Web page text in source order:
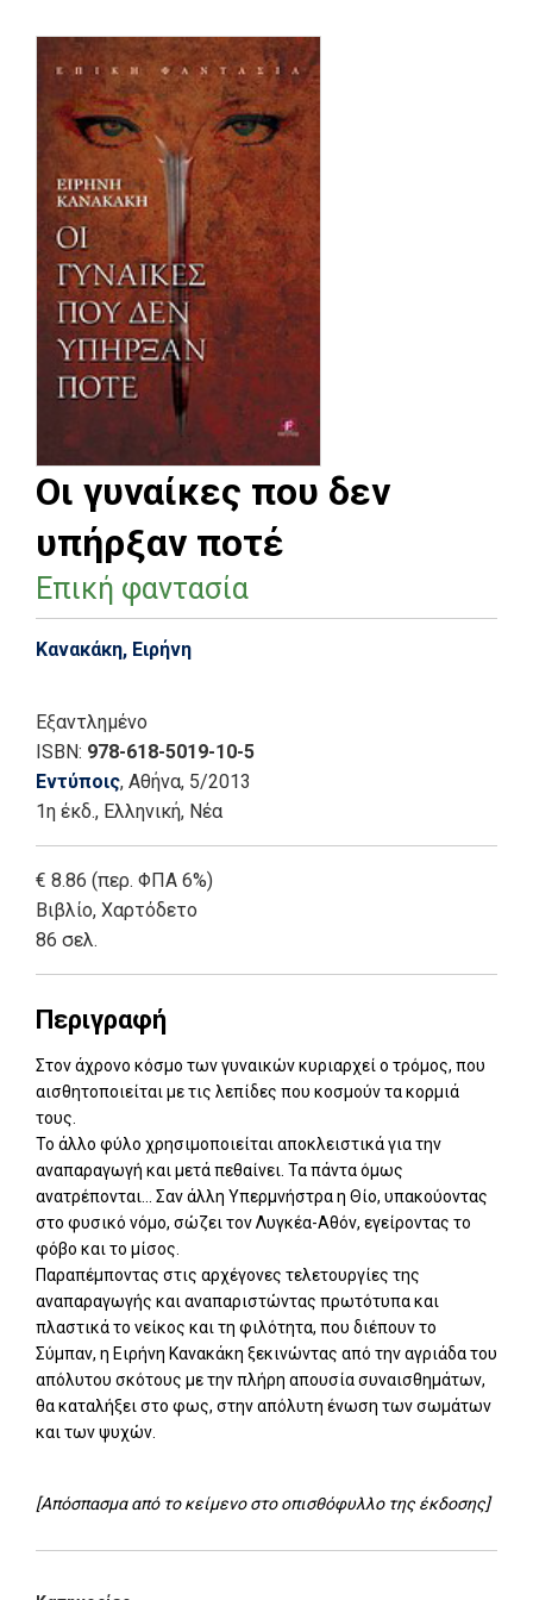
Οι γυναίκες που δεν
υπήρξαν ποτέ
Επική φαντασία
Κανακάκη, Ειρήνη
Εξαντλημένο
ISBN: 978-618-5019-10-5
Εντύποις, Αθήνα, 5/2013
1η έκδ., Ελληνική, Νέα
€ 8.86 (περ. ΦΠΑ 6%)
Βιβλίο, Χαρτόδετο
86 σελ.
Περιγραφή
Στον άχρονο κόσμο των γυναικών κυριαρχεί ο τρόμος, που
αισθητοποιείται με τις λεπίδες που κοσμούν τα κορμιά
τους.
Το άλλο φύλο χρησιμοποιείται αποκλειστικά για την
αναπαραγωγή και μετά πεθαίνει. Τα πάντα όμως
ανατρέπονται... Σαν άλλη Υπερμνήστρα η Θίο, υπακούοντας
στο φυσικό νόμο, σώζει τον Λυγκέα-Αθόν, εγείροντας το
φόβο και το μίσος.
Παραπέμποντας στις αρχέγονες τελετουργίες της
αναπαραγωγής και αναπαριστώντας πρωτότυπα και
πλαστικά το νείκος και τη φιλότητα, που διέπουν το
Σύμπαν, η Ειρήνη Κανακάκη ξεκινώντας από την αγριάδα του
απόλυτου σκότους με την πλήρη απουσία συναισθημάτων,
θα καταλήξει στο φως, στην απόλυτη ένωση των σωμάτων
και των ψυχών.
[Απόσπασμα από το κείμενο στο οπισθόφυλλο της έκδοσης]